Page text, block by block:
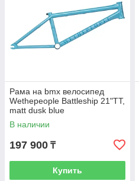
Рама на bmx велосипед
Wethepeople Battleship 21"TT,
matt dusk blue
В наличии
197 900 ₸
Купить